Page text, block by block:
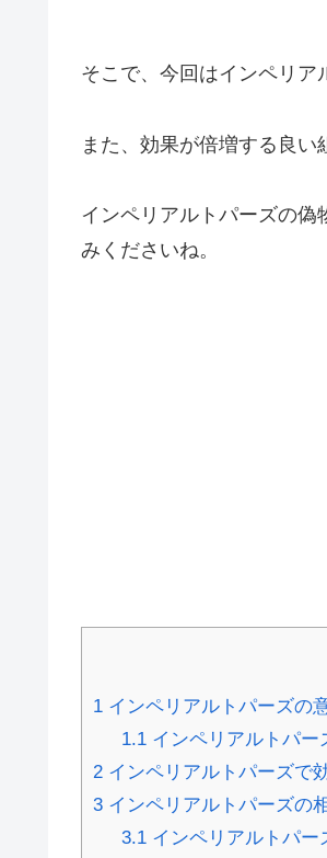
そこで、今回はインペリア
また、効果が倍増する良い
インペリアルトパーズの
みくださいね。
1 インペリアルトパーズの
1.1インペリアルトパー
2 インペリアルトパーズで
3 インペリアルトパーズの
3.1インペリアルトパー